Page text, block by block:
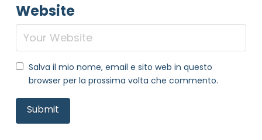
Website
Salva il mio nome, email e sito web in questo
browser per la prossima volta che commento.